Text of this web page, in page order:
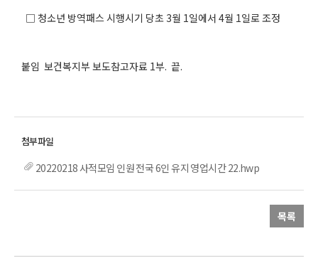
□ 청소년 방역패스 시행시기 당초 3월 1일에서 4월 1일로 조정
붙임 보건복지부 보도참고자료 1부. 끝.
20220218 사적모임 인원 전국 6인 유지 영업시간 22.hwp
목록